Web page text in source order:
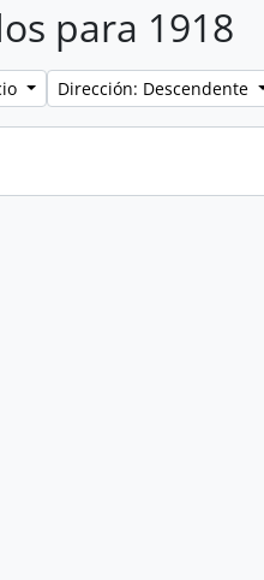
para 1918
Dirección: Descendente